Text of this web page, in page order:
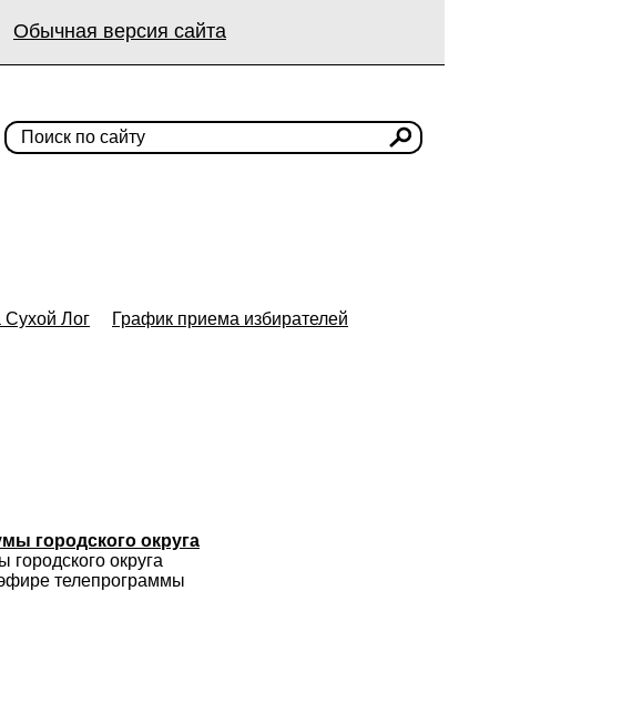
Обычная версия сайта
Сухой Лог График приема избирателей
городского округа
округа
телепрограммы